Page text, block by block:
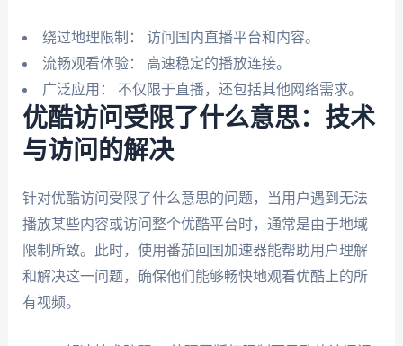
绕过地理限制： 访问国内直播平台和内容。
流畅观看体验： 高速稳定的播放连接。
广泛应用： 不仅限于直播，还包括其他网络需求。
优酷访问受限了什么意思：技术
与访问的解决
针对优酷访问受限了什么意思的问题，当用户遇到无法
播放某些内容或访问整个优酷平台时，通常是由于地域
限制所致。此时，使用番茄回国加速器能帮助用户理解
和解决这一问题，确保他们能够畅快地观看优酷上的所
有视频。